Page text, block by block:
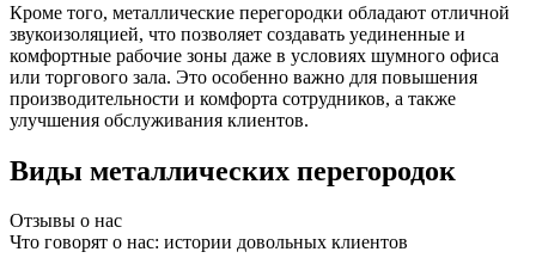
Кроме того, металлические перегородки обладают отличной
звукоизоляцией, что позволяет создавать уединенные и
комфортные рабочие зоны даже в условиях шумного офиса
или торгового зала. Это особенно важно для повышения
производительности и комфорта сотрудников, а также
улучшения обслуживания клиентов.
Виды металлических перегородок
Отзывы о нас
Что говорят о нас: истории довольных клиентов